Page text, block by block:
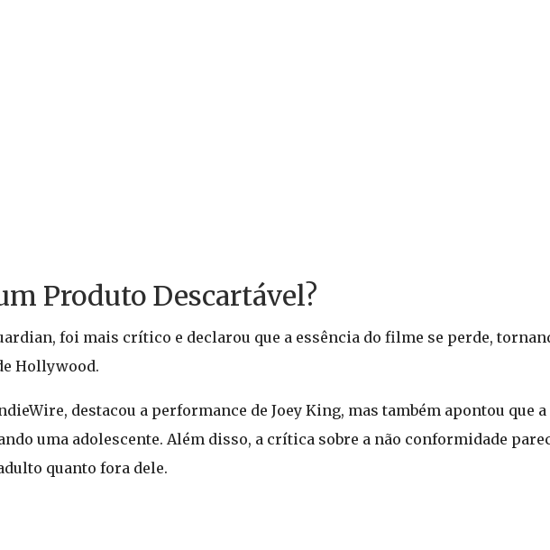
Produto Descartável?
foi mais crítico e declarou que a essência do filme se perde,
Hollywood.
destacou a performance de Joey King, mas também apontou que
uma adolescente. Além disso, a crítica sobre a não conformidade
quanto fora dele.